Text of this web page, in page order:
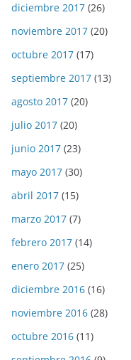
diciembre 2017 (26)
noviembre 2017 (20)
octubre 2017 (17)
septiembre 2017 (13)
agosto 2017 (20)
julio 2017 (20)
junio 2017 (23)
mayo 2017 (30)
abril 2017 (15)
marzo 2017 (7)
febrero 2017 (14)
enero 2017 (25)
diciembre 2016 (16)
noviembre 2016 (28)
octubre 2016 (11)